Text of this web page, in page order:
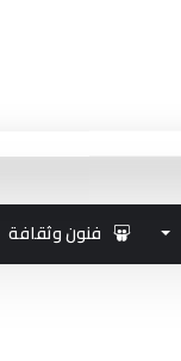
فنون وثقافة